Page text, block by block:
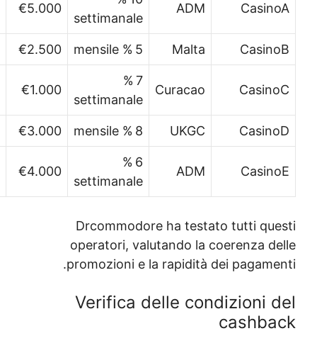
settimanale
€5.000
★★★★★
€2.500
24 h
★★★★☆
settimanale
€1.000
48 h
★★★☆☆
€3.000
24 h
★★★★☆
settimanale
€4.000
★★★★★
operatori,
promozioni e
Verifica